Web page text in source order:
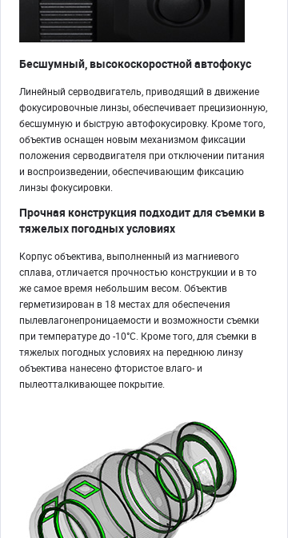
Бесшумный, высокоскоростной автофокус
Линейный серводвигатель, приводящий в движение
фокусировочные линзы, обеспечивает прецизионную,
бесшумную и быструю автофокусировку. Кроме того,
объектив оснащен новым механизмом фиксации
положения серводвигателя при отключении питания
и воспроизведении, обеспечивающим фиксацию
линзы фокусировки.
Прочная конструкция подходит для съемки в
тяжелых погодных условиях
Корпус объектива, выполненный из магниевого
сплава, отличается прочностью конструкции и в то
же самое время небольшим весом. Объектив
герметизирован в 18 местах для обеспечения
пылевлагонепроницаемости и возможности съемки
при температуре до -10°C. Кроме того, для съемки в
тяжелых погодных условиях на переднюю линзу
объектива нанесено фтористое влаго- и
пылеотталкивающее покрытие.